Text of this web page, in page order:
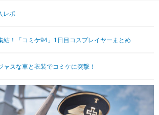
ブログ
その他
方法
レポ
結！「コミケ94」1日目コスプレイヤーまとめ
ャスな車と衣装でコミケに突撃！